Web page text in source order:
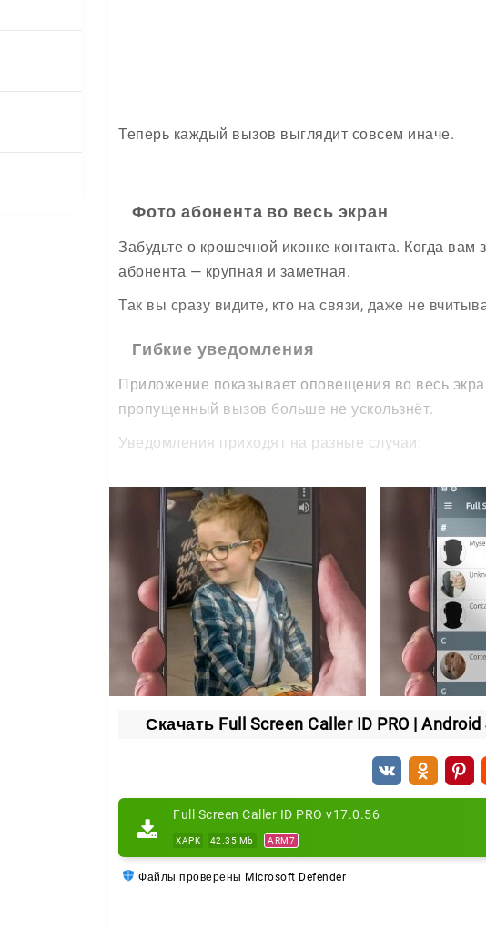
Теперь каждый вызов выглядит совсем иначе.
Фото абонента во весь экран
Забудьте о крошечной иконке контакта. Когда
абонента — крупная и заметная.
Так вы сразу видите, кто на связи, даже не
Гибкие уведомления
Приложение показывает оповещения во весь
пропущенный вызов больше не ускользнёт.
Уведомления приходят на разные случаи:
исходящие звонки;
пропущенные вызовы;
входящие SMS;
новые письма на почте.
А ещё можно настроить отправку отчёта о
Настройка под себя
Внешний вид экрана вызова легко подогнать под
оформления:
Голосовое объявление имён
Есть и приятный бонус: приложение умеет
Скачать Full Screen Caller ID PRO | Android
Full Screen Caller ID PRO v17.0.56
XAPK 42.35 Mb ARM7
Файлы проверены Microsoft Defender